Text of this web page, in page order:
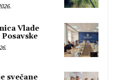
Vlade
svečane